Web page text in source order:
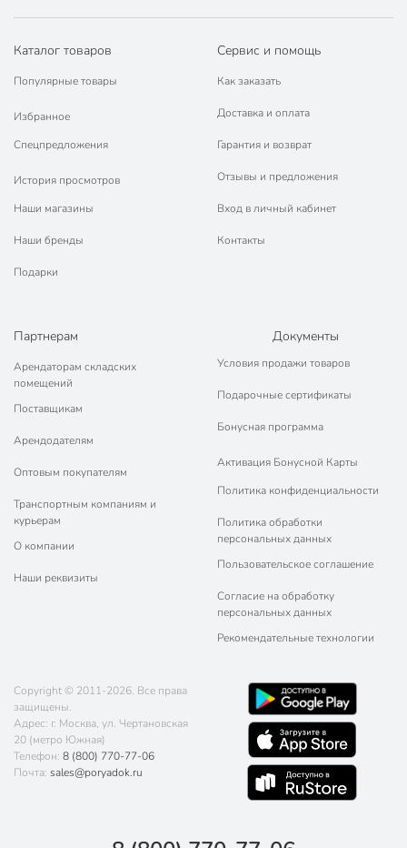
Каталог товаров
Популярные товары
Избранное
Спецпредложения
История просмотров
Наши магазины
Наши бренды
Подарки
Сервис и помощь
Как заказать
Доставка и оплата
Гарантия и возврат
Отзывы и предложения
Вход в личный кабинет
Контакты
Партнерам
Арендаторам складских
помещений
Поставщикам
Арендодателям
Оптовым покупателям
Транспортным компаниям и
курьерам
О компании
Наши реквизиты
Документы
Условия продажи товаров
Подарочные сертификаты
Бонусная программа
Активация Бонусной Карты
Политика конфиденциальности
Политика обработки
персональных данных
Пользовательское соглашение
Согласие на обработку
персональных данных
Рекомендательные технологии
Copyright © 2011-2026. Все права
защищены.
Адрес: г. Москва, ул. Чертановская
20 (метро Южная)
Телефон: 8 (800) 770-77-06
Почта: sales@poryadok.ru